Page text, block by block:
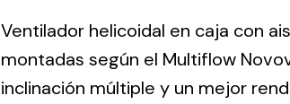
Ventilation
Ventilador helicoidal en caja con
montadas según el Multiflow
inclinación múltiple y un mejor